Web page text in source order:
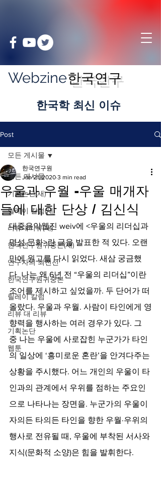
Webzine
​한국학 최신 이슈
한국연구
Post
모든 게시물
기획논단(새)
릴레이 칼럼(새)
리뷰대리뷰(새)
한국연구원귀중본(새)
연구자의 최전선
한국연구원귀중본
릴레이 칼럼
리뷰 대 리뷰
기획논단
웹툰
모든 게시물
우울과 우월 -우울 매개자
들에 대한 단상 / 김신식
한국연구원
Jan 21, 2020 3 min read
대중음악웹진 weiv에 <우울의 리더십과
명성 문화>란 글을 발표한 적 있다. 오랜
만에 원고를 다시 읽었다. 새삼 궁금했
다. 나는 왜 6년 전 “우울의 리더십”이란
조어를 제시하고 싶었을까. 두 단어가 떠
올랐다. 우울과 우월. 사람이 타인에게 영
향력을 행사하는 여러 경우가 있다. 그
중 나는 우울에 사로잡힌 누군가가 타인
의 일상에 ‘흥미로운 혼란’을 안겨다주는
상황을 주시했다. 어느 개인의 우울이 타
인과의 관계에서 우위를 점하는 주요인
으로 나타나는 장면을. 누군가의 우울이
자의든 타의든 타인을 향한 우월·우위의
행사로 전유될 때, 우울에 부착된 서사와
지식(문화적 소양)은 힘을 발휘한다.